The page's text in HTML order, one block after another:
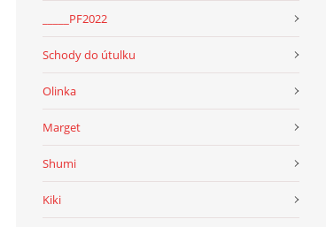
_____PF2022
Schody do útulku
Olinka
Marget
Shumi
Kiki